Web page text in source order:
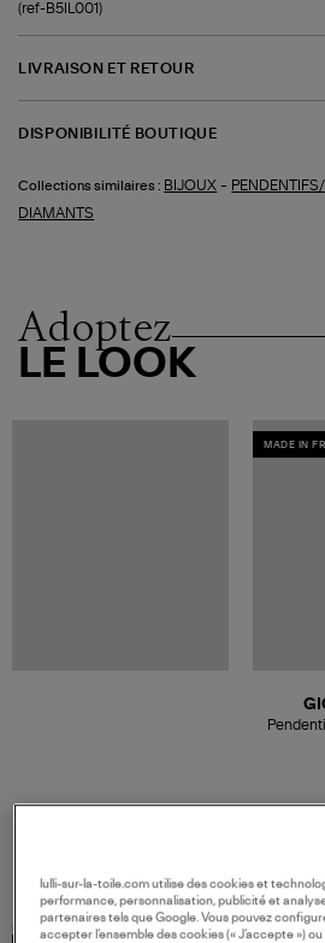
(ref-B5IL001)
LIVRAISON ET RETOUR
DISPONIBILITÉ BOUTIQUE
Collections similaires : BIJOUX -
DIAMANTS
Adoptez
LE LOOK
MADE IN
lulli-sur-la-toile.com utilise des cookies et
performance, personnalisation, publicité et
partenaires tels que Google. Vous pouvez
accepter l’ensemble des cookies (« J’accepte »)